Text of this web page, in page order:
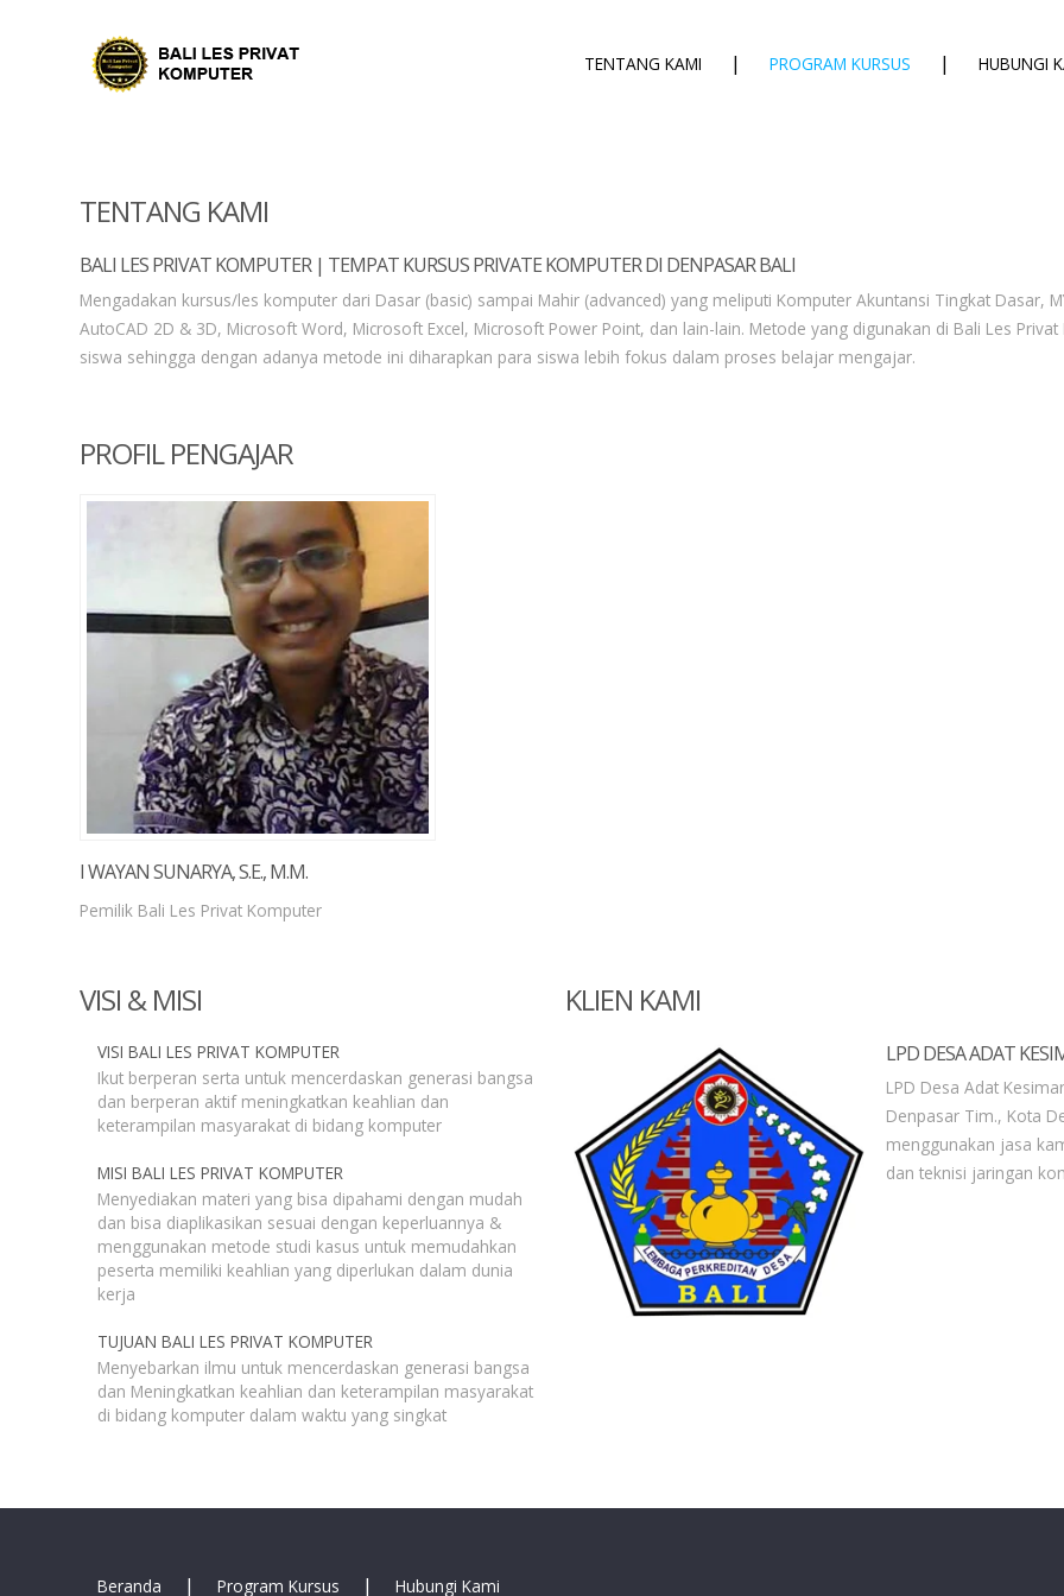
TENTANG KAMI | PROGRAM KURSUS | HUBUNGI
TENTANG KAMI
BALI LES PRIVAT KOMPUTER | TEMPAT KURSUS PRIVATE KOMPUTER DI DENPASAR BALI
Mengadakan kursus/les komputer dari Dasar (basic) sampai Mahir (advanced) yang meliputi Komputer Akuntansi Tingkat Dasar,
AutoCAD 2D & 3D, Microsoft Word, Microsoft Excel, Microsoft Power Point, dan lain-lain. Metode yang digunakan di Bali Les
siswa sehingga dengan adanya metode ini diharapkan para siswa lebih fokus dalam proses belajar mengajar.
PROFIL PENGAJAR
I WAYAN SUNARYA, S.E., M.M.
Pemilik Bali Les Privat Komputer
VISI & MISI
VISI BALI LES PRIVAT KOMPUTER
Ikut berperan serta untuk mencerdaskan generasi bangsa
dan berperan aktif meningkatkan keahlian dan
keterampilan masyarakat di bidang komputer
MISI BALI LES PRIVAT KOMPUTER
Menyediakan materi yang bisa dipahami dengan mudah
dan bisa diaplikasikan sesuai dengan keperluannya &
menggunakan metode studi kasus untuk memudahkan
peserta memiliki keahlian yang diperlukan dalam dunia
kerja
TUJUAN BALI LES PRIVAT KOMPUTER
Menyebarkan ilmu untuk mencerdaskan generasi bangsa
dan Meningkatkan keahlian dan keterampilan masyarakat
di bidang komputer dalam waktu yang singkat
KLIEN KAMI
LPD DESA ADAT
LPD Desa Adat
Denpasar Tim., Kota
menggunakan jasa
dan teknisi jaringan
Beranda | Program Kursus | Hubungi Kami